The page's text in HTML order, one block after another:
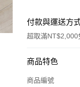
付款與運送方
超取滿NT$2,000
付款方式
信用卡一次付款
商品特色
商品編號